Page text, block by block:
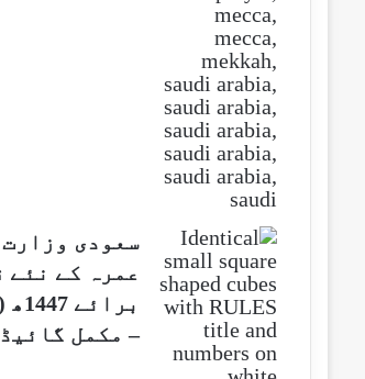
سعودی وزارت
عمرہ کے نئے
– مکمل گائیڈ